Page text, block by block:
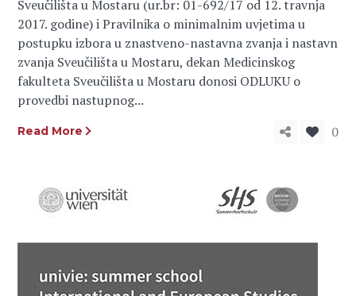
Sveučilišta u Mostaru (ur.br: 01-692/17 od 12. travnja
2017. godine) i Pravilnika o minimalnim uvjetima u
postupku izbora u znastveno-nastavna zvanja i nastavn
zvanja Sveučilišta u Mostaru, dekan Medicinskog
fakulteta Sveučilišta u Mostaru donosi ODLUKU o
provedbi nastupnog...
Read More 0